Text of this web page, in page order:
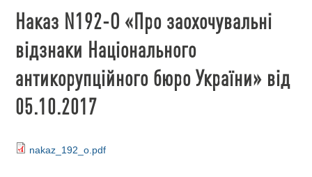
Наказ N192-О «Про заохочувальні
відзнаки Національного
антикорупційного бюро України» від
05.10.2017
nakaz_192_o.pdf